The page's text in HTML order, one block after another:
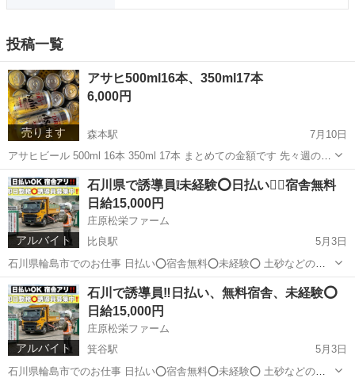
投稿一覧
売ります
アサヒ500ml16本、350ml17本
6,000円
森本駅
7月10日
アサヒビール 500ml 16本 350ml 17本 まとめての金額です 先々週のバ
ーベキューのあまりです カゴはつきません 常温でのお渡し 金沢の金
石西の会社倉庫まで取りに来てくださる方へ お譲りいたします
石川 金沢市 森本駅 ビール アサヒ
アルバイト
石川県で誘導員❕未経験⭕️日払い🙆‍♀️宿舎無料
日給15,000円
庄原松栄ファーム
比良駅
5月3日
石川県輪島市でのお仕事 日払い⭕️宿舎無料⭕️未経験⭕️ 土砂などの処
分場の誘導員👮 広い範囲ではなく小さな捨て場です 入口から入ってき
たダンプトラック🛻から 伝票を預かり、捨てる場所へ誘導するだけ‼️
トラックが入って...
愛知 名古屋市 比良駅 建築 無料
アルバイト
石川で誘導員‼️日払い、無料宿舎、未経験⭕️
日給15,000円
庄原松栄ファーム
箕谷駅
5月3日
石川県輪島市でのお仕事 日払い⭕️宿舎無料⭕️未経験⭕️ 土砂などの処